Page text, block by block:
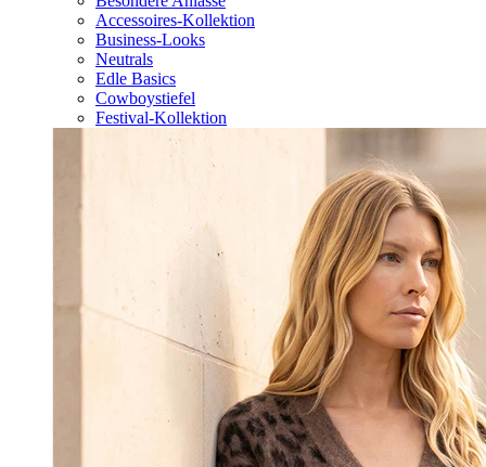
Accessoires-Kollektion
Business-Looks
Neutrals
Edle Basics
Cowboystiefel
Festival-Kollektion